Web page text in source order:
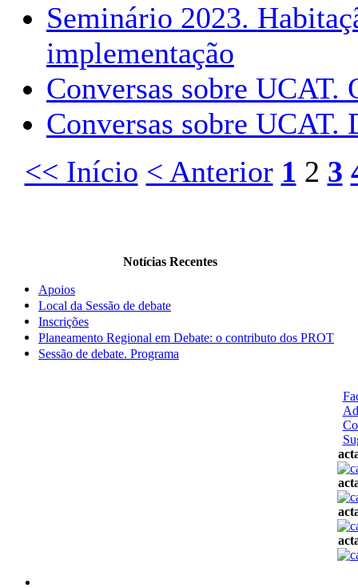
Seminário 2023.
implementação
Conversas sobre
Conversas sobre
<< Início < Anterior 1 2 3
Notícias Recentes
Apoios
Local da Sessão de debate
Inscrições
Planeamento Regional em Debate: o contributo dos PROT
Sessão de debate. Programa